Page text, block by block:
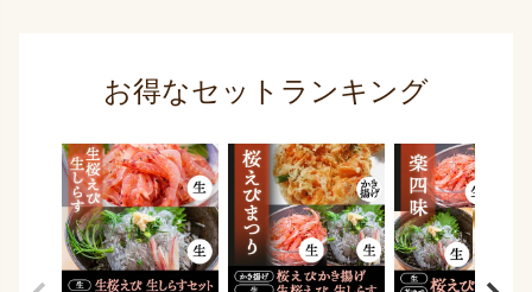
お得なセットランキング